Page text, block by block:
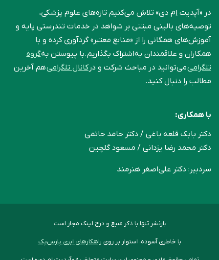
در «آپدیت اِم دی» تلاش می‌کنیم تازه‌های علوم پزشکی،
توصیه‌های بالینی مبتنی بر شواهد در خدمات تندرستی پایه و
آموزش‌های همگانی را از «منابع معتبر» گردآوری کرده و با
همکاران و علاقمندان به‌اشتراک بگذاریم.با پیوستن بهگروه
تلگرامیمی‌توانید در مباحث شرکت و درکانال تلگرامیهم آخرین
مطالب را دنبال کنید.
با همکاری:
دکتر بابک قلعه‌ باغی / دکتر حامد حاتمی
دکتر محمد رضا یزدانی / مسعود گلچین
سردبیر: دکتر علی‌اصغر هنرمند
بازنشر تنها با ذکر منبع و درج لینک مجاز است.
با خاطری آسوده، استوار بر روی راهکارهای ابری پارس‌پک